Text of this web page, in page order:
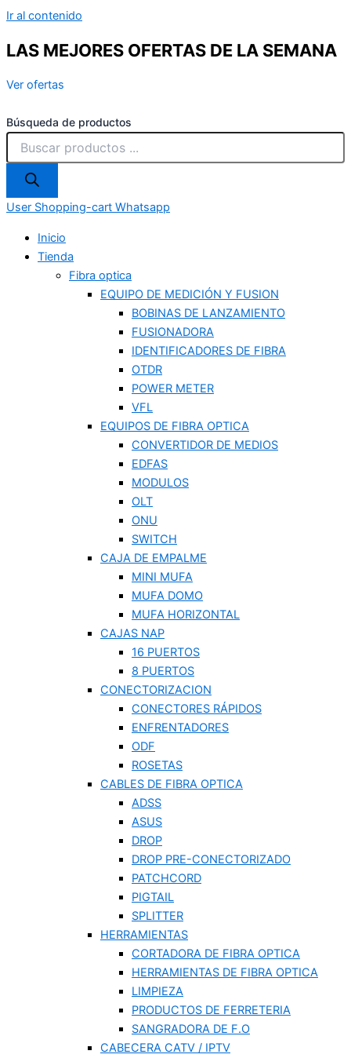
Ir al contenido
LAS MEJORES OFERTAS DE LA SEMANA
Ver ofertas
Búsqueda de productos
User Shopping-cart Whatsapp
Inicio
Tienda
Fibra optica
EQUIPO DE MEDICIÓN Y FUSION
BOBINAS DE LANZAMIENTO
FUSIONADORA
IDENTIFICADORES DE FIBRA
OTDR
POWER METER
VFL
EQUIPOS DE FIBRA OPTICA
CONVERTIDOR DE MEDIOS
EDFAS
MODULOS
OLT
ONU
SWITCH
CAJA DE EMPALME
MINI MUFA
MUFA DOMO
MUFA HORIZONTAL
CAJAS NAP
16 PUERTOS
8 PUERTOS
CONECTORIZACION
CONECTORES RÁPIDOS
ENFRENTADORES
ODF
ROSETAS
CABLES DE FIBRA OPTICA
ADSS
ASUS
DROP
DROP PRE-CONECTORIZADO
PATCHCORD
PIGTAIL
SPLITTER
HERRAMIENTAS
CORTADORA DE FIBRA OPTICA
HERRAMIENTAS DE FIBRA OPTICA
LIMPIEZA
PRODUCTOS DE FERRETERIA
SANGRADORA DE F.O
CABECERA CATV / IPTV